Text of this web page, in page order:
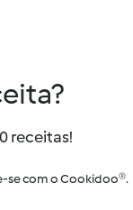
receitas!
se com o Cookidoo®.